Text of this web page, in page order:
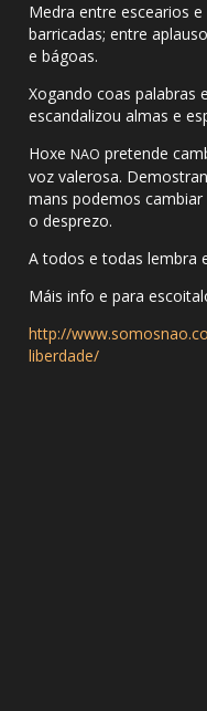
Medra entre escearios
barricadas; entre
e bágoas.
Xogando coas palabras
escandalizou almas e
Hoxe NAO pretende
voz valerosa.
mans podemos
o desprezo.
A todos e todas lembra
Máis info e para
http://
liberdade/